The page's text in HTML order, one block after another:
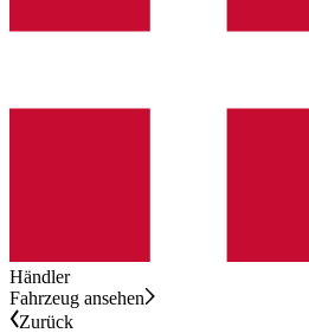
Händler
Fahrzeug ansehen
Zurück